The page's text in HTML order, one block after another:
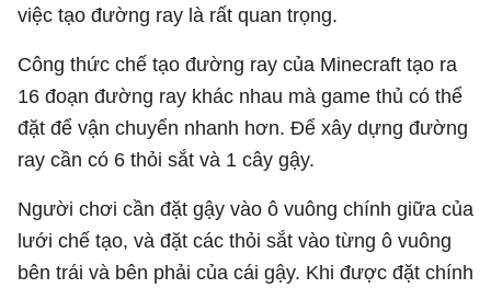
việc tạo đường ray là rất quan trọng.
Công thức chế tạo đường ray của Minecraft tạo ra
16 đoạn đường ray khác nhau mà game thủ có thể
đặt để vận chuyển nhanh hơn. Để xây dựng đường
ray cần có 6 thỏi sắt và 1 cây gậy.
Người chơi cần đặt gậy vào ô vuông chính giữa của
lưới chế tạo, và đặt các thỏi sắt vào từng ô vuông
bên trái và bên phải của cái gậy. Khi được đặt chính